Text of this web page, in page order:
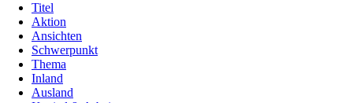
Titel
Aktion
Ansichten
Schwerpunkt
Thema
Inland
Ausland